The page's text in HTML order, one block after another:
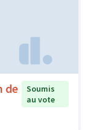
de
Soumis
au vote